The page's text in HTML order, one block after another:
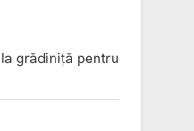
grădiniță pentru